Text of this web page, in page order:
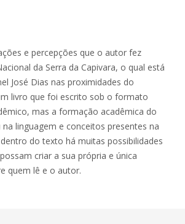
e percepções que o autor fez
da Serra da Capivara, o qual está
José Dias nas proximidades do
livro que foi escrito sob o formato
mas a formação acadêmica do
linguagem e conceitos presentes na
do texto há muitas possibilidades
criar a sua própria e única
quem lê e o autor.